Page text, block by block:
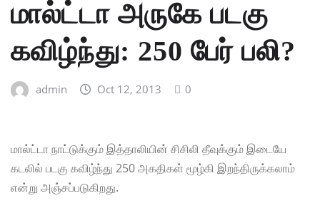
மால்ட்டா அருகே படகு
கவிழ்ந்து: 250 பேர் பலி?
admin Oct 12, 2013 0
மால்ட்டா நாட்டுக்கும் இத்தாலியின் சிசிலி தீவுக்கும் இடையே
கடலில் படகு கவிழ்ந்து 250 அகதிகள் மூழ்கி இறந்திருக்கலாம்
என்று அஞ்சப்படுகிறது.